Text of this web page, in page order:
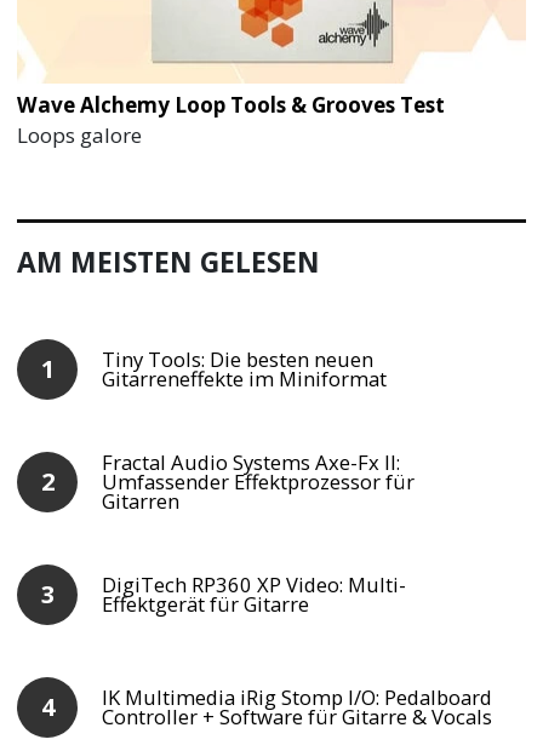
Wave Alchemy Loop Tools & Grooves Test
Loops galore
AM MEISTEN GELESEN
Tiny Tools: Die besten neuen
Gitarreneffekte im Miniformat
Fractal Audio Systems Axe-Fx II:
Umfassender Effektprozessor für
Gitarren
DigiTech RP360 XP Video: Multi-
Effektgerät für Gitarre
IK Multimedia iRig Stomp I/O: Pedalboard
Controller + Software für Gitarre & Vocals